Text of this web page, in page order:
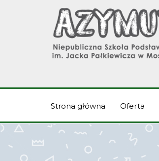
Strona główna Oferta